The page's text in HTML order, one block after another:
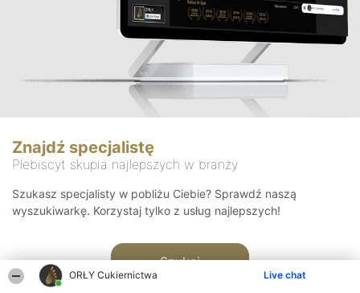
ORŁY Cukiernictwa Live chat
Znajdź specjalistę
Plebiscyt skupia najlepszych w branży
Szukasz specjalisty w pobliżu Ciebie? Sprawdź naszą
wyszukiwarkę. Korzystaj tylko z usług najlepszych!
Szukaj